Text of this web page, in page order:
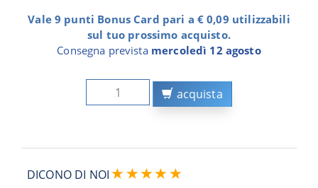
Vale 9 punti Bonus Card pari a € 0,09 utilizzabili
sul tuo prossimo acquisto.
Consegna prevista mercoledì 12 agosto
acquista
DICONO DI NOI